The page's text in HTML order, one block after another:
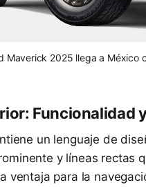
Maverick 2025 llega a México
Funcionalidad
un lenguaje de
y líneas rectas
ventaja para la